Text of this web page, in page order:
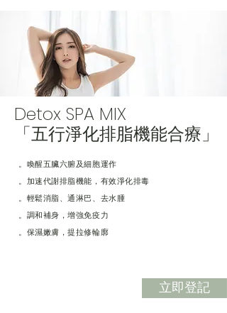
Detox SPA MIX
「五行淨化排脂機能合療」
。喚醒五臟六腑及細胞運作
。加速代謝排脂機能，有效淨化排毒
。輕鬆消脂、通淋巴、去水腫
。調和補身，增強免疫力
。保濕嫩膚，提拉修輪廓
立即登記